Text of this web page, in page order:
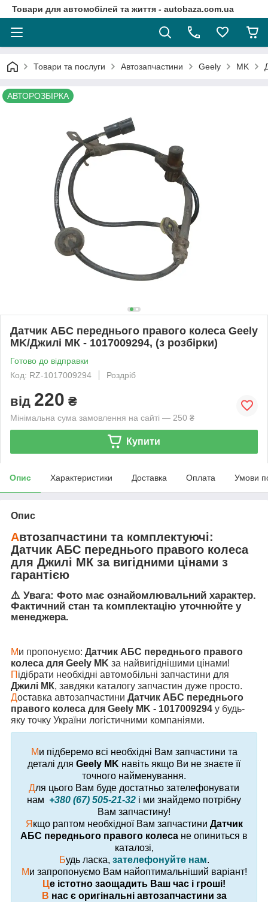
Товари для автомобілей та життя - autobaza.com.ua
Товари та послуги Автозапчастини Geely MK
АВТОРОЗБІРКА
Датчик АБС переднього правого колеса Geely
MK/Джилі МК - 1017009294, (з розбірки)
Готово до відправки
Код: RZ-1017009294
Роздріб
від 220 ₴
Мінімальна сума замовлення на сайті — 250 ₴
Купити
Опис Характеристики Доставка Оплата Умови
Опис
Автозапчастини та комплектуючі:
Датчик АБС переднього правого колеса
для Джилі МК за вигідними цінами з
гарантією
⚠️ Увага: Фото має ознайомлювальний характер.
Фактичний стан та комплектацію уточнюйте у
менеджера.
Ми пропонуємо: Датчик АБС переднього правого
колеса для Geely MK за найвигіднішими цінами!
П ідібрати необхідні автомобільні запчастини для
Джилі МК, завдяки каталогу запчастин дуже просто.
Доставка автозапчастини Датчик АБС переднього
правого колеса для Geely MK - 1017009294 у будь-
яку точку України логістичними компаніями.
Ми підберемо всі необхідні Вам запчастини та
деталі для Geely MK навіть якщо Ви не знаєте її
точного найменування.
Для цього Вам буде достатньо зателефонувати
нам +380 (67) 505-21-32 і ми знайдемо потрібну
Вам запчастину!
Я кщо раптом необхідної Вам запчастини Датчик
АБС переднього правого колеса не опиниться в
каталозі,
Будь ласка, зателефонуйте нам.
Ми запропонуємо Вам найоптимальніший варіант!
Це істотно заощадить Ваш час і гроші!
В нас є оригінальні автозапчастини за